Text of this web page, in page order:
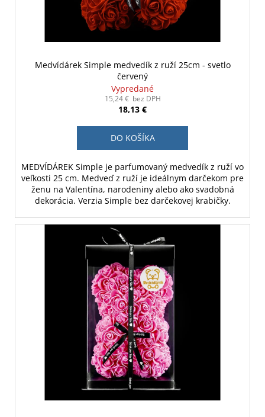
Medvídárek Simple medvedík z ruží 25cm - svetlo
červený
Vypredané
15,24 € bez DPH
18,13 €
DO KOŠÍKA
MEDVÍDÁREK Simple je parfumovaný medvedík z ruží vo
veľkosti 25 cm. Medveď z ruží je ideálnym darčekom pre
ženu na Valentína, narodeniny alebo ako svadobná
dekorácia. Verzia Simple bez darčekovej krabičky.